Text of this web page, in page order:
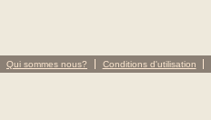
Qui sommes nous? Conditions d'utilisation